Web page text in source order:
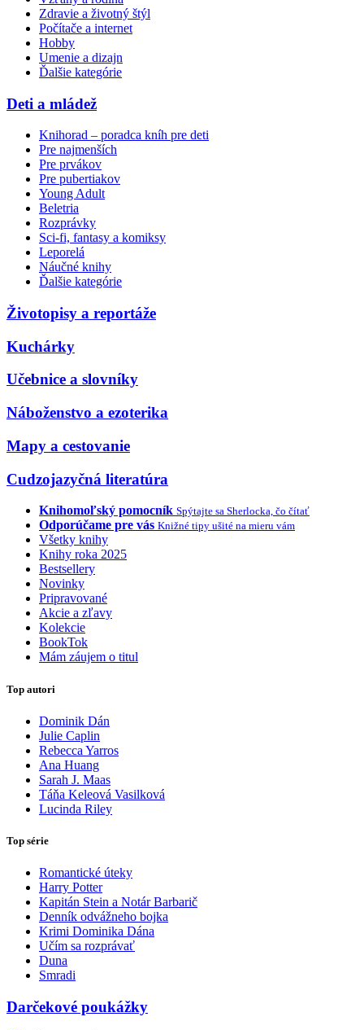
Zdravie a životný štýl
Počítače a internet
Hobby
Umenie a dizajn
Ďalšie kategórie
Deti a mládež
Knihorad – poradca kníh pre deti
Pre najmenších
Pre prvákov
Pre pubertiakov
Young Adult
Beletria
Rozprávky
Sci-fi, fantasy a komiksy
Leporelá
Náučné knihy
Ďalšie kategórie
Životopisy a reportáže
Kuchárky
Učebnice a slovníky
Náboženstvo a ezoterika
Mapy a cestovanie
Cudzojazyčná literatúra
Knihomoľský pomocník Spýtajte sa Sherlocka, čo čítať
Odporúčame pre vás Knižné tipy ušité na mieru vám
Všetky knihy
Knihy roka 2025
Bestsellery
Novinky
Pripravované
Akcie a zľavy
Kolekcie
BookTok
Mám záujem o titul
Top autori
Dominik Dán
Julie Caplin
Rebecca Yarros
Ana Huang
Sarah J. Maas
Táňa Keleová Vasilková
Lucinda Riley
Top série
Romantické úteky
Harry Potter
Kapitán Stein a Notár Barbarič
Denník odvážneho bojka
Krimi Dominika Dána
Učím sa rozprávať
Duna
Smradi
Darčekové poukážky